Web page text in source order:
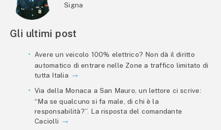
Signa
Gli ultimi post
Avere un veicolo 100% elettrico? Non dà il diritto
automatico di entrare nelle Zone a traffico limitato di
tutta Italia
Via della Monaca a San Mauro, un lettore ci scrive:
“Ma se qualcuno si fa male, di chi è la
responsabilità?”. La risposta del comandante
Caciolli